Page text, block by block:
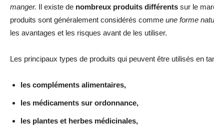
manger. Il existe de nombreux produits différents sur le
produits sont généralement considérés comme une forme
les avantages et les risques avant de les utiliser.
Les principaux types de produits qui peuvent être utilisés en
les compléments alimentaires,
les médicaments sur ordonnance,
les plantes et herbes médicinales,